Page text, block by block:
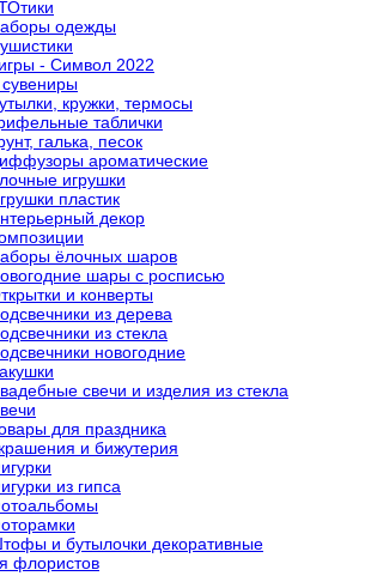
одежды
- Символ 2022
кружки, термосы
таблички
галька, песок
ароматические
игрушки
пластик
декор
ёлочных шаров
шары с росписью
и конверты
из дерева
из стекла
новогодние
свечи и изделия из стекла
для праздника
и бижутерия
из гипса
и бутылочки декоративные
флористов